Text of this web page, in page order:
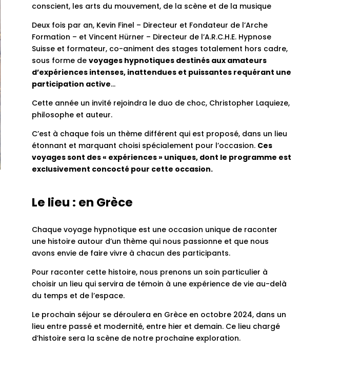
conscient, les arts du mouvement, de la scène et de la musique
Deux fois par an, Kevin Finel – Directeur et Fondateur de l’Arche
Formation – et Vincent Hürner – Directeur de l’A.R.C.H.E. Hypnose
Suisse et formateur, co-animent des stages totalement hors cadre,
sous forme de voyages hypnotiques destinés aux amateurs
d’expériences intenses, inattendues et puissantes requérant une
participation active…
Cette année un invité rejoindra le duo de choc, Christopher Laquieze,
philosophe et auteur.
C’est à chaque fois un thème différent qui est proposé, dans un lieu
étonnant et marquant choisi spécialement pour l’occasion. Ces
voyages sont des « expériences » uniques, dont le programme est
exclusivement concocté pour cette occasion.
Le lieu : en Grèce
Chaque voyage hypnotique est une occasion unique de raconter
une histoire autour d’un thème qui nous passionne et que nous
avons envie de faire vivre à chacun des participants.
Pour raconter cette histoire, nous prenons un soin particulier à
choisir un lieu qui servira de témoin à une expérience de vie au-delà
du temps et de l’espace.
Le prochain séjour se déroulera en Grèce en octobre 2024, dans un
lieu entre passé et modernité, entre hier et demain. Ce lieu chargé
d’histoire sera la scène de notre prochaine exploration.